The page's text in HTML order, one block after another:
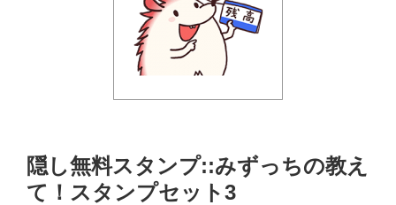
隠し無料スタンプ::みずっちの教え
て！スタンプセット3